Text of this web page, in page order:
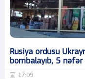
Rusiya ordusu
bombalayıb, 5 nəfər
17:09